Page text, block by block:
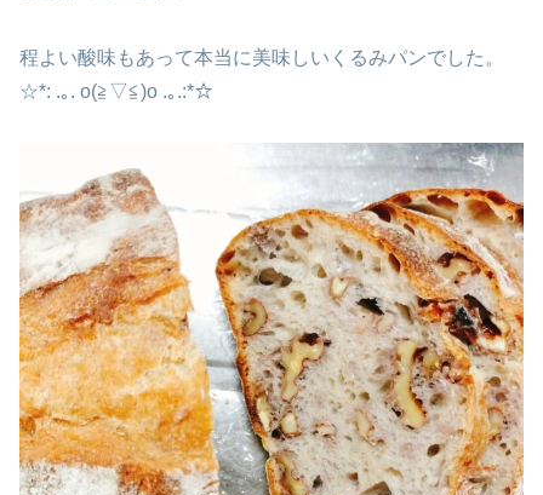
程よい酸味もあって本当に美味しいくるみパンでした。
☆*: .｡. o(≧▽≦)o .｡.:*☆